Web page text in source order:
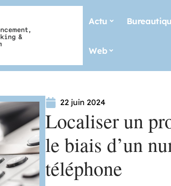
Actu
Web
22 juin 2024
Localiser un
le biais d’un
téléphone